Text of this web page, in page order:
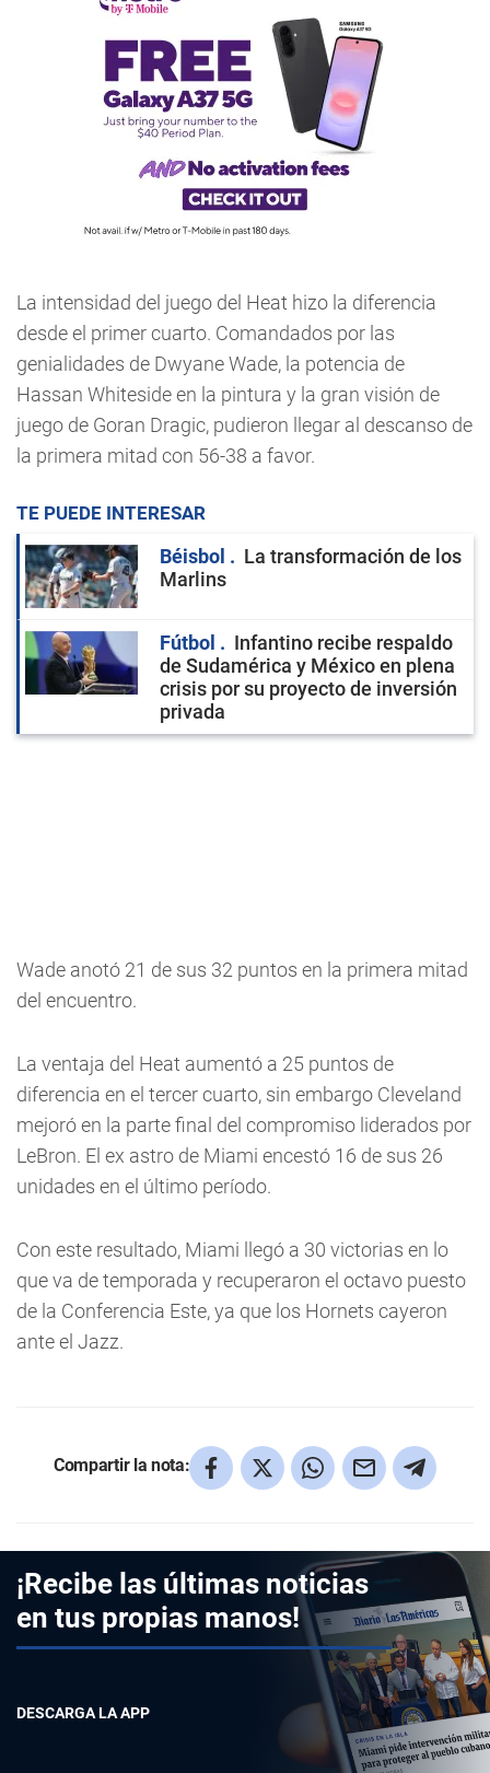
La intensidad del juego del Heat hizo la diferencia
desde el primer cuarto. Comandados por las
genialidades de Dwyane Wade, la potencia de
Hassan Whiteside en la pintura y la gran visión de
juego de Goran Dragic, pudieron llegar al descanso de
la primera mitad con 56-38 a favor.
TE PUEDE INTERESAR
Béisbol
La transformación de los
Marlins
Fútbol
Infantino recibe respaldo
de Sudamérica y México en plena
crisis por su proyecto de inversión
privada
Wade anotó 21 de sus 32 puntos en la primera mitad
del encuentro.
La ventaja del Heat aumentó a 25 puntos de
diferencia en el tercer cuarto, sin embargo Cleveland
mejoró en la parte final del compromiso liderados por
LeBron. El ex astro de Miami encestó 16 de sus 26
unidades en el último período.
Con este resultado, Miami llegó a 30 victorias en lo
que va de temporada y recuperaron el octavo puesto
de la Conferencia Este, ya que los Hornets cayeron
ante el Jazz.
Compartir la nota:
¡Recibe las últimas noticias
en tus propias manos!
DESCARGA LA APP